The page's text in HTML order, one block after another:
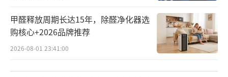
甲醛释放周期长达15年，除醛净化器选
购核心+2026品牌推荐
2026-08-01 23:41:00